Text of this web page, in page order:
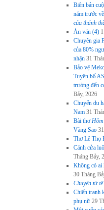
Biên bản
năm trước
của thánh
Án văn (4)
Chuyên gia
của 80%
nhận 31
Bảo vệ
Tuyên bố
trường đến
Bảy, 2026
Chuyến du
Nam 31
Bài thơ
Vàng Sao
Thơ Lê Thọ
Cánh cửa
Tháng Bảy,
Không có ai
30 Tháng
Chuyện tử tế
Chiến tranh
phụ nữ 29